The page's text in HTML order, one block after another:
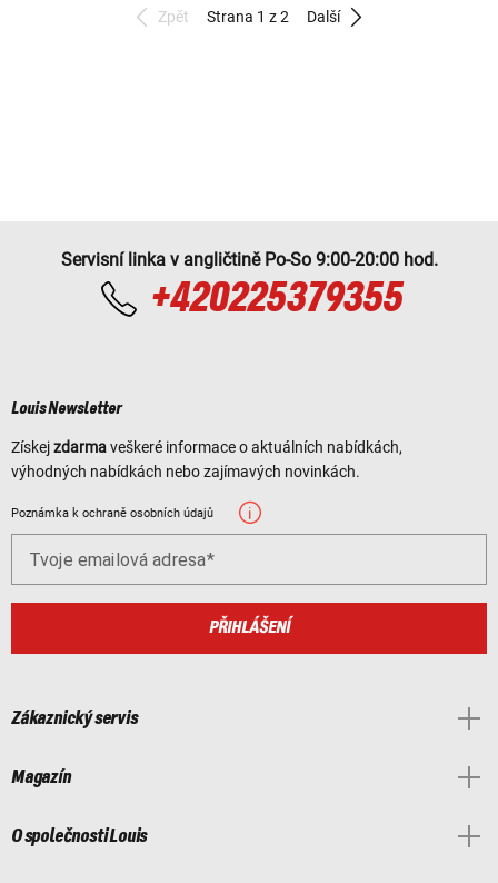
Zpět Strana 1 z 2 Další
Servisní linka v angličtině Po-So 9:00-20:00 hod.
+420225379355
Louis Newsletter
Získejzdarmaveškeré informace o aktuálních nabídkách,
výhodných nabídkách nebo zajímavých novinkách.
Poznámka k ochraně osobních údajů
Tvoje emailová adresa
PŘIHLÁŠENÍ
Zákaznický servis
Magazín
O společnosti Louis